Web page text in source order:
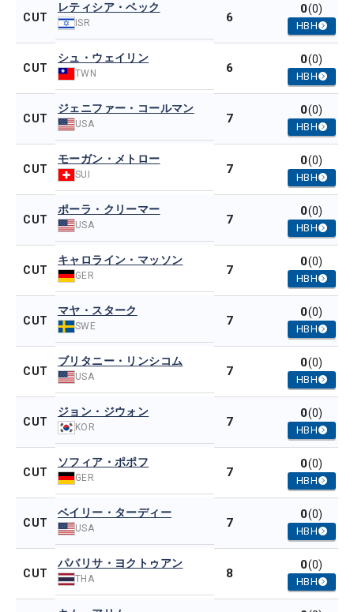
CUT
レティシア・ベック
ISR 6
0(0)
HBH
CUT
シュ・ウェイリン
TWN 6
0(0)
HBH
CUT
ジェニファー・コールマン
USA 7
0(0)
HBH
CUT
モーガン・メトロー
SUI 7
0(0)
HBH
CUT
ポーラ・クリーマー
USA 7
0(0)
HBH
CUT
キャロライン・マッソン
GER 7
0(0)
HBH
CUT
マヤ・スターク
SWE 7
0(0)
HBH
CUT
ブリタニー・リンシコム
USA 7
0(0)
HBH
CUT
ジョン・ジウォン
KOR 7
0(0)
HBH
CUT
ソフィア・ポポフ
GER 7
0(0)
HBH
CUT
ベイリー・ターディー
USA 7
0(0)
HBH
CUT
パバリサ・ヨクトゥアン
THA 8
0(0)
HBH